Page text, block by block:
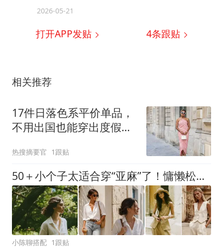
2026-05-21
打开APP发贴 4条跟贴
相关推荐
17件日落色系平价单品，
不用出国也能穿出度假贵
热搜摘要官 1跟贴
50＋小个子太适合穿“亚麻”了！慵懒松弛，轻松拿捏不费力时尚感
小陈聊搭配 1跟贴